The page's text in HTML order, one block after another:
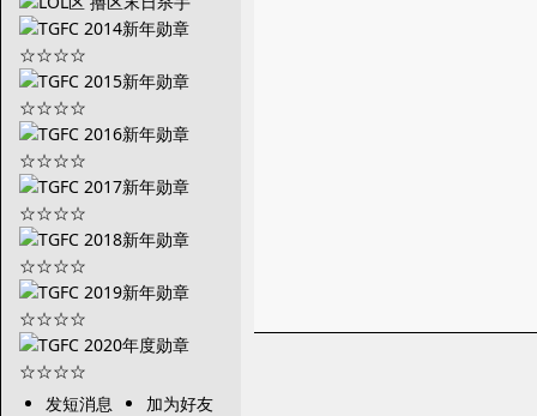
发短消息
加为好友